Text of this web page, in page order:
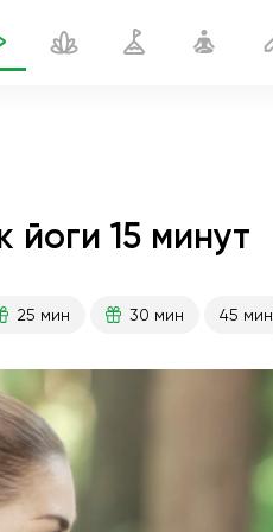
15 минут
25 мин 30 мин 45 мин